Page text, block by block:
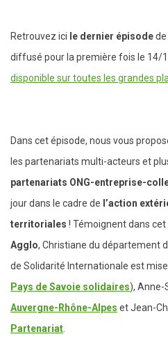
Retrouvez ici le dernier épisodede
diffusé pour la première fois le 14/
disponible sur toutes les grandes
Dans cet épisode, nous vous
les partenariats multi-acteurs et
partenariats ONG-entreprise-
jour dans le cadre de l’action
territoriales ! Témoignent dans cet
Agglo, Christiane du département
de Solidarité Internationale est
Pays de Savoie solidaires), Anne-
Auvergne-Rhône-Alpes et Jean-
Partenariat